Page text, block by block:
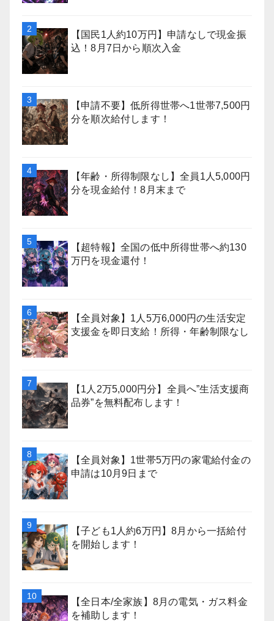
【国民1人約10万円】申請なしで現金振
込！8月7日から順次入金
【申請不要】低所得世帯へ1世帯7,500円
分を順次給付します！
【年齢・所得制限なし】全員1人5,000円
分を現金給付！8月末まで
【超特報】全国の低中所得世帯へ約130
万円を現金還付！
【全員対象】1人5万6,000円の生活安定
支援金を即日支給！所得・年齢制限なし
【1人2万5,000円分】全員へ”生活支援商
品券”を無料配布します！
【全員対象】1世帯5万円の家電給付金の
申請は10月9日まで
【子ども1人約6万円】8月から一括給付
を開始します！
【全日本/全家族】8月の電気・ガス料金
を補助します！